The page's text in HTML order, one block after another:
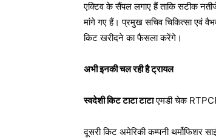
एक्टिव के सैंपल लगाए हैं ताकि सटीक
मांगे गए हैं। प्रमुख सचिव चिकित्सा एवं
किट खरीदने का फैसला करेंगे।
अभी इनकी चल रही है ट्रायल
स्वदेशी किट टाटा टाटाएमडी चेक
दूसरी किट अमेरिकी कम्पनी थर्मोफिशर